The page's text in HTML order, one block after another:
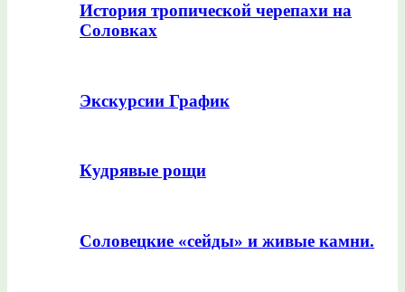
История тропической черепахи на
Соловках
Экскурсии График
Кудрявые рощи
Соловецкие «сейды» и живые камни.